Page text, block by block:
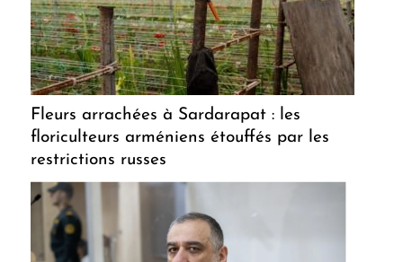
Fleurs arrachées à Sardarapat : les
floriculteurs arméniens étouffés par les
restrictions russes